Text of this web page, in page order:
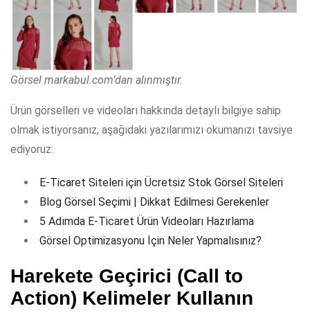
Görsel markabul.com’dan alınmıştır.
Ürün görselleri ve videoları hakkında detaylı bilgiye sahip
olmak istiyorsanız, aşağıdaki yazılarımızı okumanızı tavsiye
ediyoruz:
E-Ticaret Siteleri için Ücretsiz Stok Görsel Siteleri
Blog Görsel Seçimi | Dikkat Edilmesi Gerekenler
5 Adımda E-Ticaret Ürün Videoları Hazırlama
Görsel Optimizasyonu İçin Neler Yapmalısınız?
Harekete Geçirici (Call to
Action) Kelimeler Kullanın